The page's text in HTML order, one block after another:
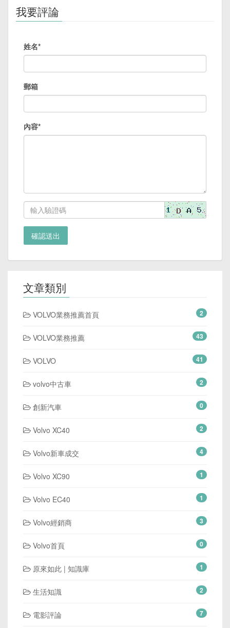
我要評論
姓名*
郵箱
內容*
確認送出
文章類別
VOLVO業務推薦首頁 2
VOLVO業務推薦 43
VOLVO 41
volvo中古車 2
創新汽車 0
Volvo XC40 2
Volvo新車成交 4
Volvo XC90 1
Volvo EC40 1
Volvo經銷商 3
Volvo首頁 0
原來如此 | 知識庫 1
生活知識 2
電影評論 7